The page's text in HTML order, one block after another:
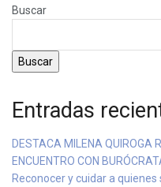
Buscar
Buscar
Entradas
DESTACA MILENA QUIROGA
ENCUENTRO CON
Reconocer y cuidar a